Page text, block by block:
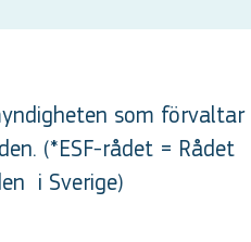
som förvaltar
(*ESF-rådet = Rådet
i Sverige)